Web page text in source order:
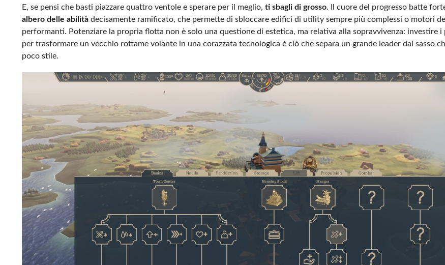
E, se pensi che basti piazzare quattro ventole e sperare per il meglio, ti sbagli di grosso. Il cuore del progresso batte
albero delle abilitàdecisamente ramificato, che permette di sbloccare edifici di utility sempre più complessi o motori
performanti. Potenziare la propria flotta non è solo una questione di estetica, ma relativa alla sopravvivenza: investire i
per trasformare un vecchio rottame volante in una corazzata tecnologica è ciò che separa un grande leader dal sasso
poco stile.